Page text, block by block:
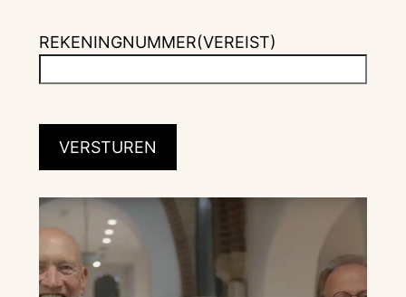
s
a
s
l
a
s
REKENINGNUMMER(VEREIST)